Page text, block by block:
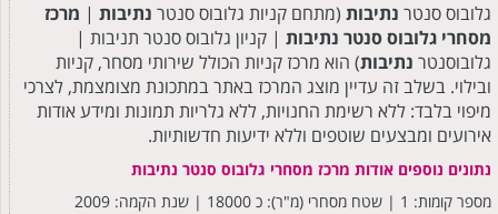
גלובוס סנטר נתיבות (מתחם קניות גלובוס סנטר נתיבות | מרכז
מסחרי גלובוס סנטר נתיבות | קניון גלובוס סנטר תניבות |
גלובוסנטר נתיבות) הוא מרכז קניות הכולל שירותי מסחר, קניות
ובילוי. בשלב זה עדיין מוצג המרכז באתר במתכונת מצומצמת, לצרכי
מיפוי בלבד: ללא רשימת החנויות, ללא גלריות תמונות ומידע אודות
אירועים ומבצעים שוטפים וללא ידיעות חדשותיות.
נתונים נוספים אודות מרכז מסחרי גלובוס סנטר נתיבות
מספר קומות: 1 | שטח מסחרי (מ"ר): כ 18000 | שנת הקמה: 2009